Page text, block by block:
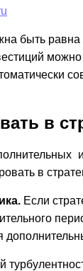
быть
можно
в
в
. Если